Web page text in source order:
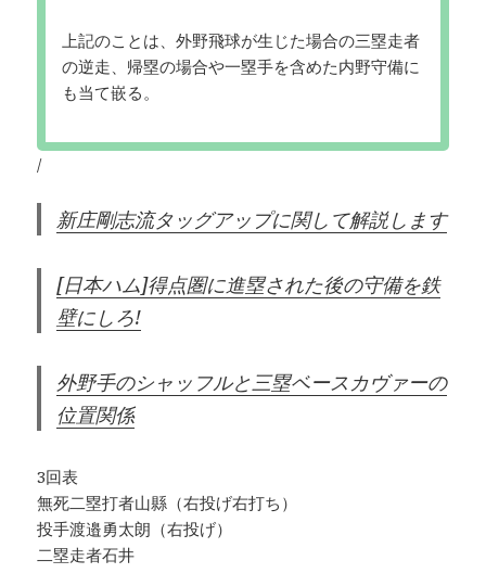
上記のことは、外野飛球が生じた場合の三塁走者
の逆走、帰塁の場合や一塁手を含めた内野守備に
も当て嵌る。
/
新庄剛志流タッグアップに関して解説します
[日本ハム]得点圏に進塁された後の守備を鉄
壁にしろ!
外野手のシャッフルと三塁ベースカヴァーの
位置関係
3回表
無死二塁打者山縣（右投げ右打ち）
投手渡邉勇太朗（右投げ）
二塁走者石井